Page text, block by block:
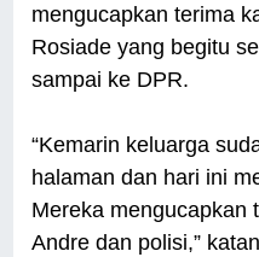
mengucapkan terima
Rosiade yang begitu
sampai ke DPR.
“Kemarin keluarga
halaman dan hari ini
Mereka mengucapkan
Andre dan polisi,”